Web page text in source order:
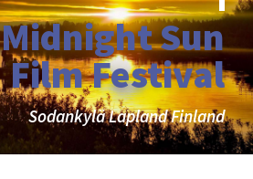
Midnight Sun
Film Festival
Sodankylä Lapland Finland